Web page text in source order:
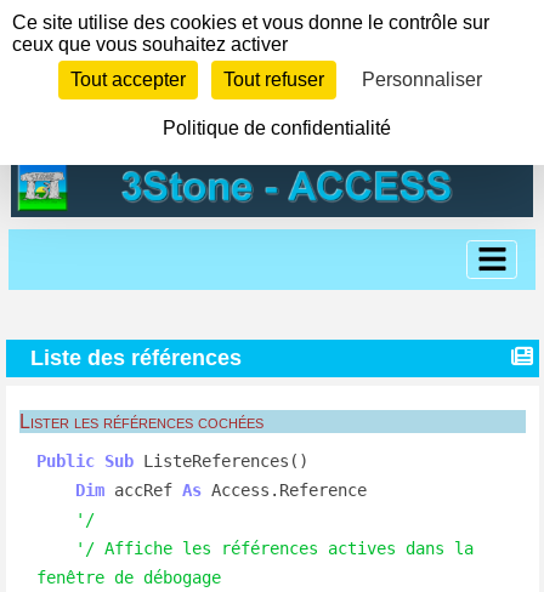
Liste des références
Lister les références cochées
Public Sub ListeReferences()
Dim accRef As Access.Reference
'/
'/ Affiche les références actives dans la
fenêtre de débogage
Panneau de gestion des cookies
Ce site utilise des cookies et vous donne le contrôle sur
ceux que vous souhaitez activer
Tout accepter
Tout refuser Personnaliser
Politique de confidentialité